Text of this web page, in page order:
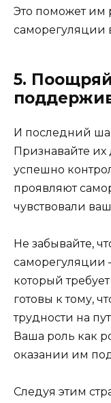
Это поможет им
саморегуляции
5.
И последний
Признавайте их
успешно
проявляют
чувствовали
Не забывайте,
саморегуляции
который
готовы к тому,
трудности на
Ваша роль как
оказании им
Следуя этим